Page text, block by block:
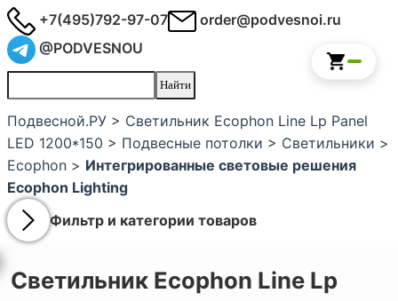
+7(495)792-97-07
order@podvesnoi.ru
@PODVESNOU
Подвесной.РУ > Светильник Ecophon Line Lp Panel
LED 1200*150 > Подвесные потолки > Светильники >
Ecophon > Интегрированные световые решения
Ecophon Lighting
Фильтр и категории товаров
Светильник Ecophon Line Lp